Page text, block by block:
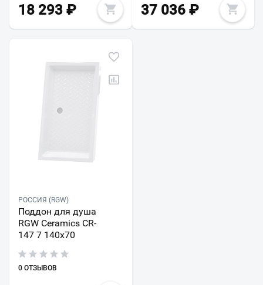
18 293 ₽ 37 036₽
РОССИЯ (RGW)
Поддон для душа
RGW Ceramics CR-
147 7 140х70
0 ОТЗЫВОВ